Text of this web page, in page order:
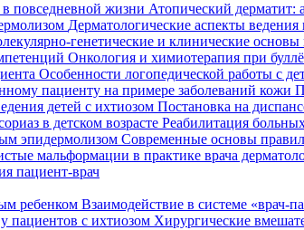
повседневной жизни Атопический дерматит:
Дерматологические аспекты
генетические и клинические
Онкология и химиотерапия при
Особенности логопедической работы с
пациенту на примере заболеваний кожи
детей с ихтиозом Постановка на
в детском возрасте Реабилитация
эпидермолизом Современные основы
мальформации в практике врача
пациент-врач
ребенком Взаимодействие в системе «врач-
с ихтиозом Хирургические